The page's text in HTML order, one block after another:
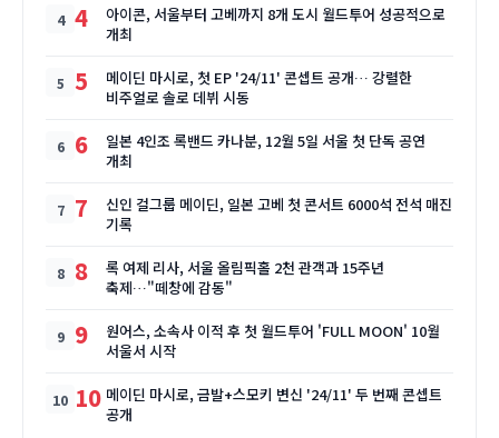
4
아이콘, 서울부터 고베까지 8개 도시 월드투어 성공적으로
개최
5
메이딘 마시로, 첫 EP '24/11' 콘셉트 공개… 강렬한
비주얼로 솔로 데뷔 시동
6
일본 4인조 록밴드 카나분, 12월 5일 서울 첫 단독 공연
개최
7
신인 걸그룹 메이딘, 일본 고베 첫 콘서트 6000석 전석 매진
기록
8
록 여제 리사, 서울 올림픽홀 2천 관객과 15주년
축제…"떼창에 감동"
9
원어스, 소속사 이적 후 첫 월드투어 'FULL MOON' 10월
서울서 시작
10 메이딘 마시로, 금발+스모키 변신 '24/11' 두 번째 콘셉트
공개